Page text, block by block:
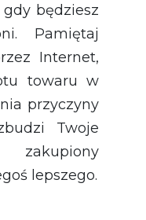
będziesz
Pamiętaj
Internet,
towaru w
przyczyny
Twoje
zakupiony
lepszego.